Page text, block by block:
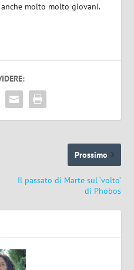
molto molto giovani.
Prossimo
Il passato di Marte sul ‘volto’
di Phobos